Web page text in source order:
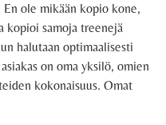
ole mikään kopio kone,
kopioi samoja treenejä
halutaan optimaalisesti
on oma yksilö, omien
kokonaisuus. Omat